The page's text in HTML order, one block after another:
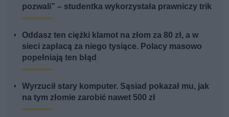
pozwali” – studentka wykorzystała prawniczy trik
Oddasz ten ciężki klamot na złom za 80 zł, a w
sieci zapłacą za niego tysiące. Polacy masowo
popełniają ten błąd
Wyrzucił stary komputer. Sąsiad pokazał mu, jak
na tym złomie zarobić nawet 500 zł